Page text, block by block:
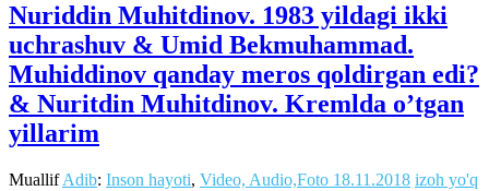
Nuriddin Muhitdinov. 1983 yildagi ikki
uchrashuv & Umid Bekmuhammad.
Muhiddinov qanday meros qoldirgan edi?
& Nuritdin Muhitdinov. Kremlda o’tgan
yillarim
MuallifAdib: Inson hayoti, Video, Audio,Foto 18.11.2018 izoh yo'q